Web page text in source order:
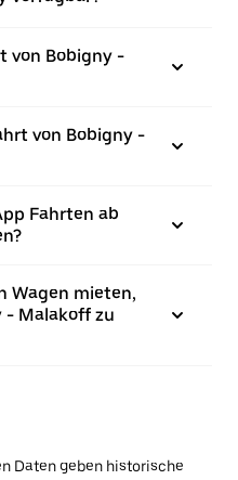
von Bobigny -
von Bobigny -
Fahrten ab
Wagen mieten,
- Malakoff zu
Daten geben historische